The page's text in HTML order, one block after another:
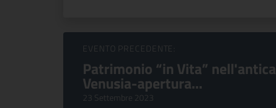
Sfoglia Eventi
EVENTO PRECEDENTE:
Patrimonio “in Vita” nell'antica
Venusia-apertura...
23 Settembre 2023